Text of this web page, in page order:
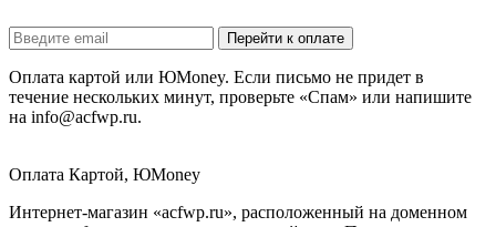
Оплата картой или ЮMoney. Если письмо не придет в
течение нескольких минут, проверьте «Спам» или напишите
на info@acfwp.ru.
Оплата Картой, ЮMoney
Интернет-магазин «acfwp.ru», расположенный на доменном